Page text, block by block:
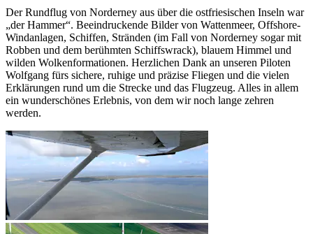
Der Rundflug von Norderney aus über die ostfriesischen Inseln war
„der Hammer“. Beeindruckende Bilder von Wattenmeer, Offshore-
Windanlagen, Schiffen, Stränden (im Fall von Norderney sogar mit
Robben und dem berühmten Schiffswrack), blauem Himmel und
wilden Wolkenformationen. Herzlichen Dank an unseren Piloten
Wolfgang fürs sichere, ruhige und präzise Fliegen und die vielen
Erklärungen rund um die Strecke und das Flugzeug. Alles in allem
ein wunderschönes Erlebnis, von dem wir noch lange zehren
werden.